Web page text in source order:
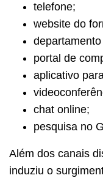
telefone;
website do
portal de
aplicativo
chat online;
pesquisa no
Além dos canais
induziu o